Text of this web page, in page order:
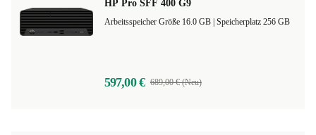
HP Pro SFF 400 G9
Speicherplatz 256 GB
597,00 € 689,00 € (Neu)